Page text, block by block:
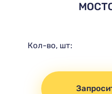
Кол-во, шт: